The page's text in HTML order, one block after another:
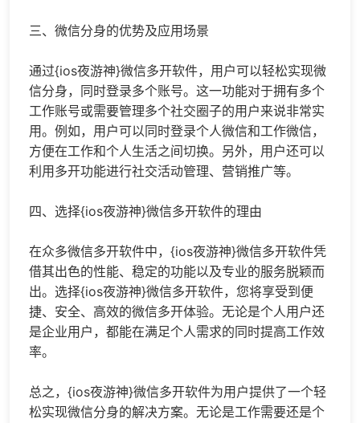
三、 微信分身的优势及应用场景
通过{ios夜游神}微信多开软件，用户可以轻松实现微
信分身，同时登录多个账号。这一功能对于拥有多个
工作账号或需要管理多个社交圈子的用户来说非常实
用。例如，用户可以同时登录个人微信和工作微信，
方便在工作和个人生活之间切换。另外，用户还可以
利用多开功能进行社交活动管理、营销推广等。
四、选择{ios夜游神}微信多开软件的理由
在众多微信多开软件中，{ios夜游神}微信多开软件凭
借其出色的性能、稳定的功能以及专业的服务脱颖而
出。选择{ios夜游神}微信多开软件，您将享受到便
捷、安全、高效的微信多开体验。无论是个人用户还
是企业用户，都能在满足个人需求的同时提高工作效
率。
总之，{ios夜游神}微信多开软件为用户提供了一个轻
松实现微信分身的解决方案。无论是工作需要还是个